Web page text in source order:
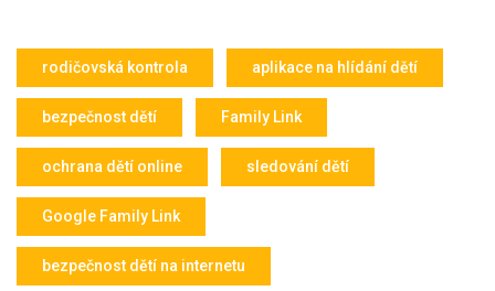
rodičovská kontrola aplikace na hlídání dětí
bezpečnost dětí Family Link
ochrana dětí online sledování dětí
Google Family Link
bezpečnost dětí na internetu